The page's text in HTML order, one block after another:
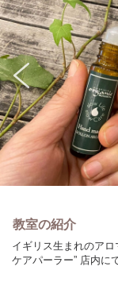
教室の紹介
イギリス生まれのア
ケアパーラー” 店内に